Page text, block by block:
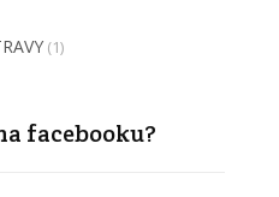
(1)
facebooku?